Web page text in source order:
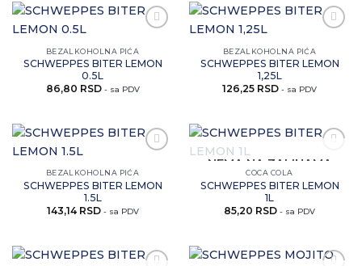
artikal
BEZALKOHOLNA PIĆA
SCHWEPPES BITER LEMON
0.5L
86,80 RSD - sa PDV
artikal
BEZALKOHOLNA PIĆA
SCHWEPPES BITER LEMON
1,25L
126,25 RSD - sa PDV
artikal
BEZALKOHOLNA PIĆA
SCHWEPPES BITER LEMON
1.5L
143,14 RSD - sa PDV
Zaprati
artikal
NEMA NA ZALIHAMA
COCA COLA
SCHWEPPES BITER LEMON
1L
85,20 RSD - sa PDV